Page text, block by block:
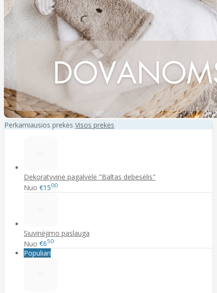
Perkamiausios prekės Visos prekės
Dekoratyvinė pagalvėlė "Baltas debesėlis"
Nuo €1500
Siuvinėjimo paslauga
Nuo €650
Populiari